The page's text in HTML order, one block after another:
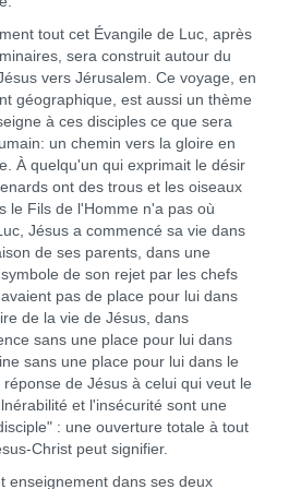
tout cet Évangile de Luc, après
sera construit autour du
vers Jérusalem. Ce voyage, en
géographique, est aussi un thème
à ces disciples ce que sera
un chemin vers la gloire en
À quelqu'un qui exprimait le désir
ont des trous et les oiseaux
le Fils de l'Homme n'a pas où
Jésus a commencé sa vie dans
de ses parents, dans une
de son rejet par les chefs
pas de place pour lui dans
de la vie de Jésus, dans
sans une place pour lui dans
sans une place pour lui dans le
de Jésus à celui qui veut le
et l'insécurité sont une
: une ouverture totale à tout
Christ peut signifier.
dans ses deux